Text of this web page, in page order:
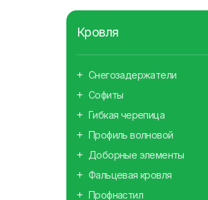
Кровля
Снегозадержатели
Софиты
Гибкая черепица
Профиль волновой
Доборные элементы
Фальцевая кровля
Профнастил